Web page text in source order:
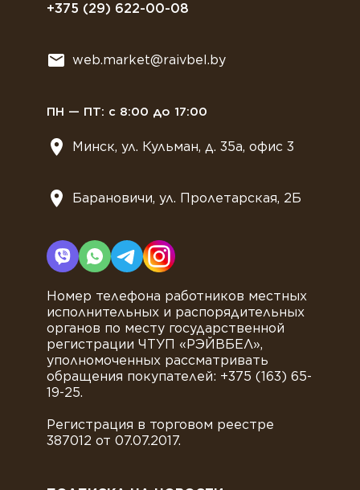
+375 (29) 622-00-08
web.market@raivbel.by
ПН — ПТ: с 8:00 до 17:00
Минск, ул. Кульман, д. 35а, офис 3
Барановичи, ул. Пролетарская, 2Б
Номер телефона работников местных
исполнительных и распорядительных
органов по месту государственной
регистрации ЧТУП «РЭЙВБЕЛ»,
уполномоченных рассматривать
обращения покупателей: +375 (163) 65-
19-25.
Регистрация в торговом реестре
387012 от 07.07.2017.